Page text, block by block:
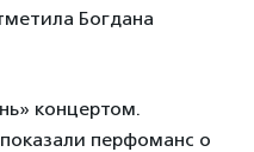
Богдана
концертом.
перфоманс о